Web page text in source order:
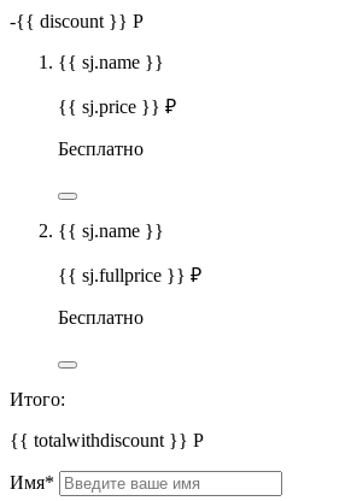
-{{ discount }} Р
{{ sj.name }}
{{ sj.price }} ₽
Бесплатно
{{ sj.name }}
{{ sj.fullprice }} ₽
Бесплатно
Итого:
{{ totalwithdiscount }} Р
Имя*